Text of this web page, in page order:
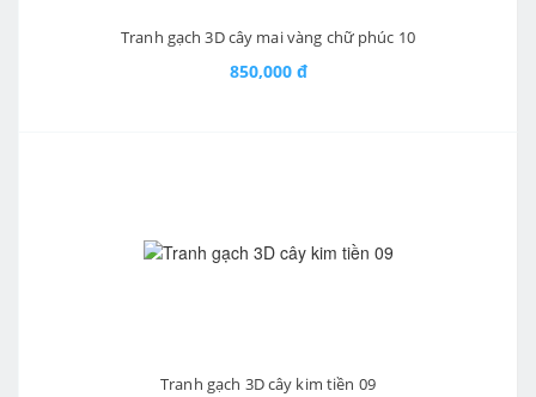
Tranh gạch 3D cây mai vàng chữ phúc 10
850,000 đ
Tranh gạch 3D cây kim tiền 09